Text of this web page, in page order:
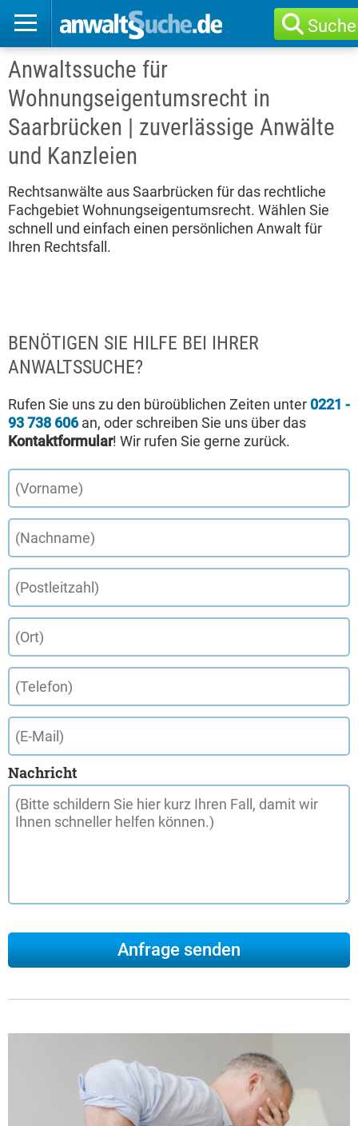
Suche
Anwaltssuche für
Wohnungseigentumsrecht in
Saarbrücken | zuverlässige Anwälte
und Kanzleien
Rechtsanwälte aus Saarbrücken für das rechtliche
Fachgebiet Wohnungseigentumsrecht. Wählen Sie
schnell und einfach einen persönlichen Anwalt für
Ihren Rechtsfall.
BENÖTIGEN SIE HILFE BEI IHRER
ANWALTSSUCHE?
Rufen Sie uns zu den büroüblichen Zeiten unter 0221 -
93 738 606an, oder schreiben Sie uns über das
Kontaktformular! Wir rufen Sie gerne zurück.
Nachricht